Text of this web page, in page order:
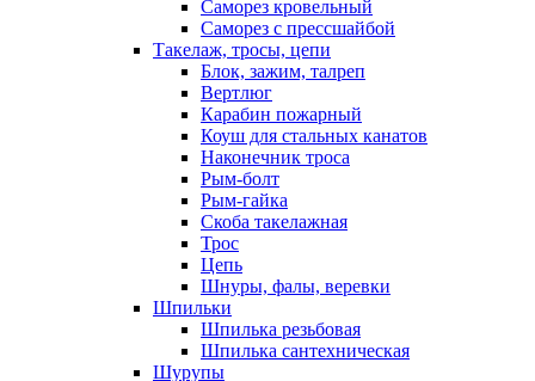
Саморез кровельный
Саморез с прессшайбой
Такелаж, тросы, цепи
Блок, зажим, талреп
Вертлюг
Карабин пожарный
Коуш для стальных канатов
Наконечник троса
Рым-болт
Рым-гайка
Скоба такелажная
Трос
Цепь
Шнуры, фалы, веревки
Шпильки
Шпилька резьбовая
Шпилька сантехническая
Шурупы